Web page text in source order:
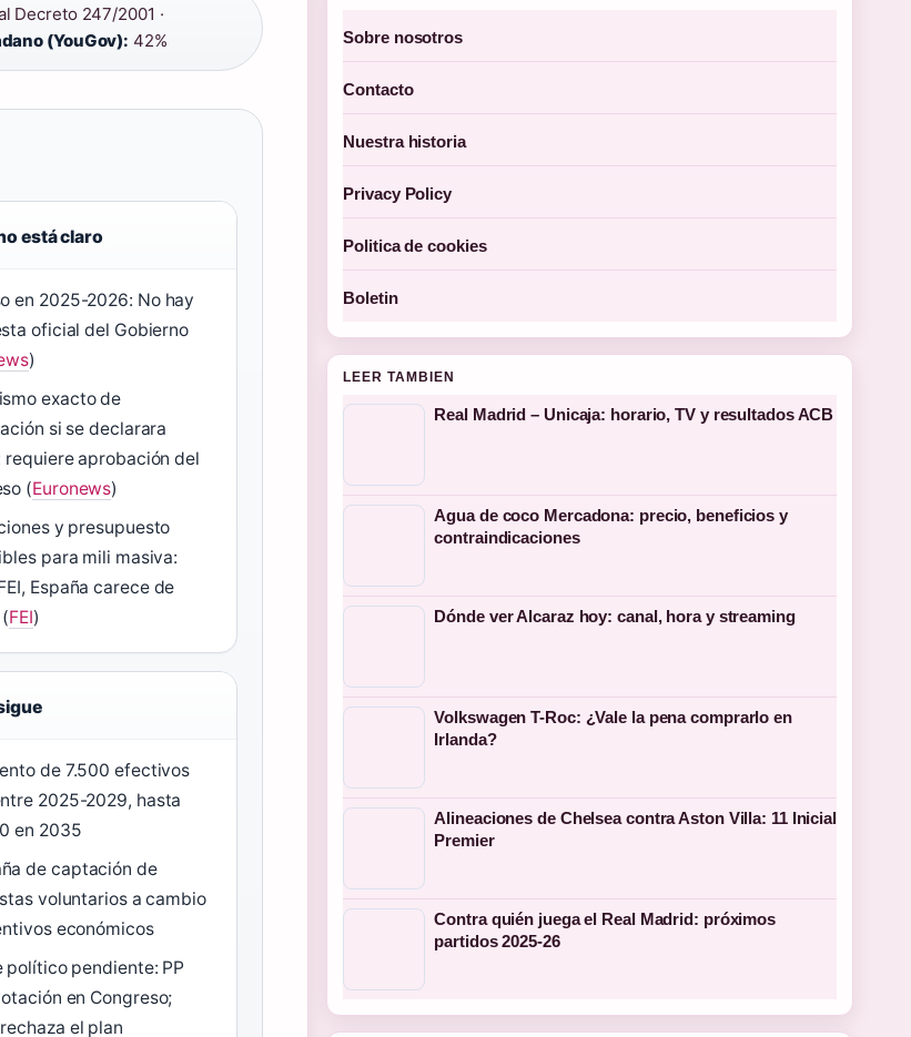
Decreto 247/2001 ·
(YouGov): 42%
está claro
en 2025-2026: No hay
oficial del Gobierno
)
exacto de
si se declarara
requiere aprobación del
(Euronews)
y presupuesto
para mili masiva:
España carece de
FEI)
de 7.500 efectivos
2025-2029, hasta
en 2035
de captación de
voluntarios a cambio
económicos
político pendiente: PP
en Congreso;
el plan
Sobre nosotros
Contacto
Nuestra historia
Privacy Policy
Politica de cookies
Boletin
LEER TAMBIEN
Real Madrid – Unicaja: horario, TV y resultados ACB
Agua de coco Mercadona: precio, beneficios y
contraindicaciones
Dónde ver Alcaraz hoy: canal, hora y streaming
Volkswagen T-Roc: ¿Vale la pena comprarlo en
Irlanda?
Alineaciones de Chelsea contra Aston Villa: 11 Inicial
Premier
Contra quién juega el Real Madrid: próximos
partidos 2025-26